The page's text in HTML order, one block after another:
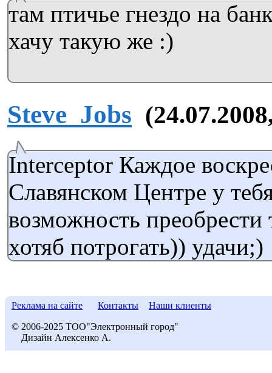
там птичье гнездо на
хачу такую же :)
Steve_Jobs
Interceptor Каждое
Славянском Центре у
возможность
хотяб потрогать)) удачи;)
Реклама на сайте Контакты Наши клиенты
© 2006-2025 ТОО"Электронный город"
Дизайн Алексенко А.